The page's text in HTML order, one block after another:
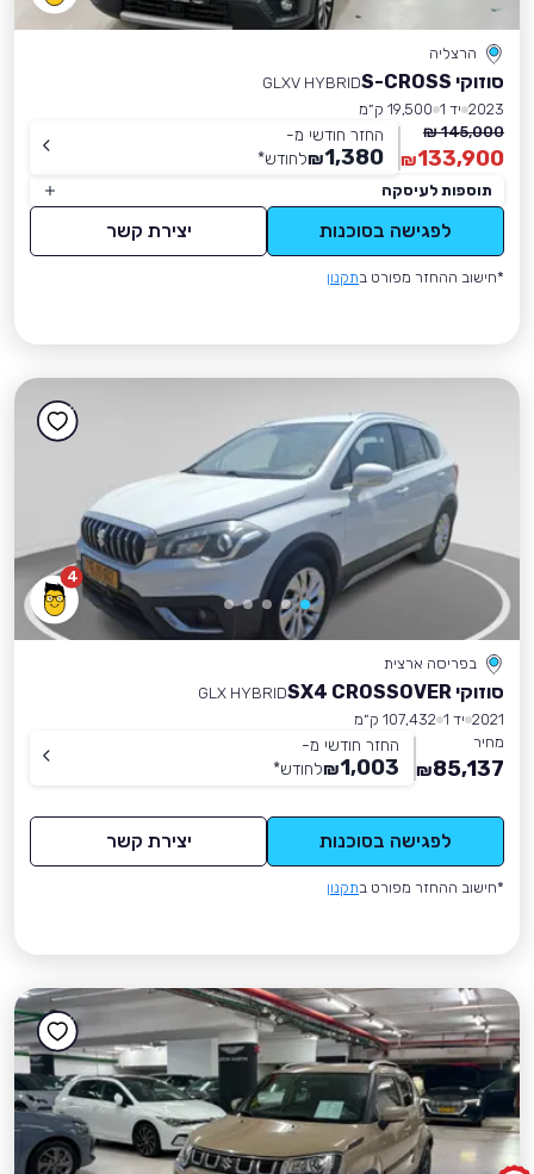
הרצליה
סוזוקי S-CROSS
GLXV HYBRID
2023 יד 1
19,500 ק״מ
145,000 ₪
133,900
₪
החזר חודשי מ-
1,380
₪לחודש*
תוספות לעיסקה
לפגישה בסוכנות יצירת קשר
*חישוב ההחזר מפורט בתקנון
4
בפריסה ארצית
סוזוקי SX4 CROSSOVER
GLX HYBRID
2021 יד 1
107,432 ק״מ
מחיר
85,137
₪
החזר חודשי מ-
1,003
₪לחודש*
לפגישה בסוכנות יצירת קשר
*חישוב ההחזר מפורט בתקנון